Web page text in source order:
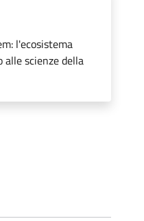
l'ecosistema
alle scienze della